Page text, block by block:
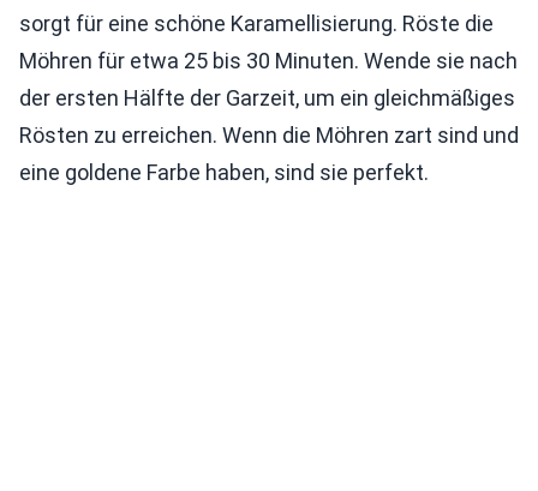
sorgt für eine schöne Karamellisierung. Röste die
Möhren für etwa 25 bis 30 Minuten. Wende sie nach
der ersten Hälfte der Garzeit, um ein gleichmäßiges
Rösten zu erreichen. Wenn die Möhren zart sind und
eine goldene Farbe haben, sind sie perfekt.